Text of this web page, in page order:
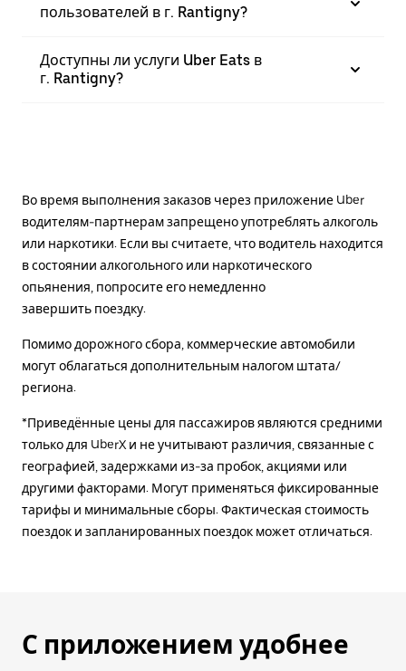
пользователей в г. Rantigny?
Доступны ли услуги Uber Eats в
г. Rantigny?
Во время выполнения заказов через приложение Uber
водителям-партнерам запрещено употреблять алкоголь
или наркотики. Если вы считаете, что водитель находится
в состоянии алкогольного или наркотического
опьянения, попросите его немедленно
завершить поездку.
Помимо дорожного сбора, коммерческие автомобили
могут облагаться дополнительным налогом штата/
региона.
*Приведённые цены для пассажиров являются средними
только для UberX и не учитывают различия, связанные с
географией, задержками из-за пробок, акциями или
другими факторами. Могут применяться фиксированные
тарифы и минимальные сборы. Фактическая стоимость
поездок и запланированных поездок может отличаться.
С приложением удобнее